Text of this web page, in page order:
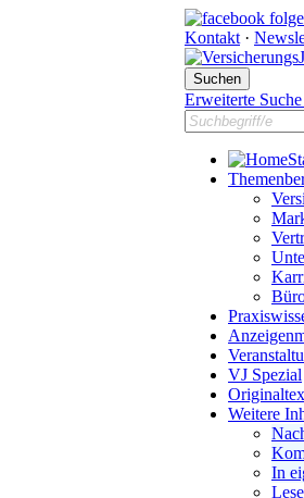
Kontakt ·
Erweiterte Suche
VJ Spezial
Weitere
In